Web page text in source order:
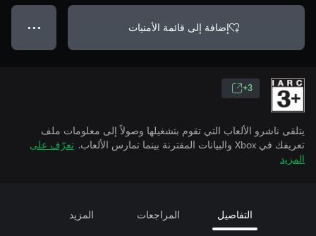
إضافة إلى قائمة الأمنيات ● ● ●
3+
يتلقى ناشرو الألعاب التي تقوم بتشغيلها وصولاً إلى معلومات ملف
تعريفك في Xbox والبيانات المقترنة بينما تمارس الألعاب.
تعرّف على
المزيد
التفاصيل المراجعات المزيد